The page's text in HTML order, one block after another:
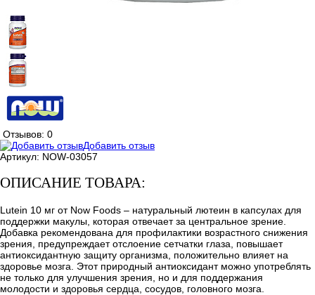
Отзывов: 0
Добавить отзыв
Артикул: NOW-03057
ОПИСАНИЕ ТОВАРА:
Lutein 10 мг от Now Foods – натуральный лютеин в капсулах для
поддержки макулы, которая отвечает за центральное зрение.
Добавка рекомендована для профилактики возрастного снижения
зрения, предупреждает отслоение сетчатки глаза, повышает
антиоксидантную защиту организма, положительно влияет на
здоровье мозга. Этот природный антиоксидант можно употреблять
не только для улучшения зрения, но и для поддержания
молодости и здоровья сердца, сосудов, головного мозга.